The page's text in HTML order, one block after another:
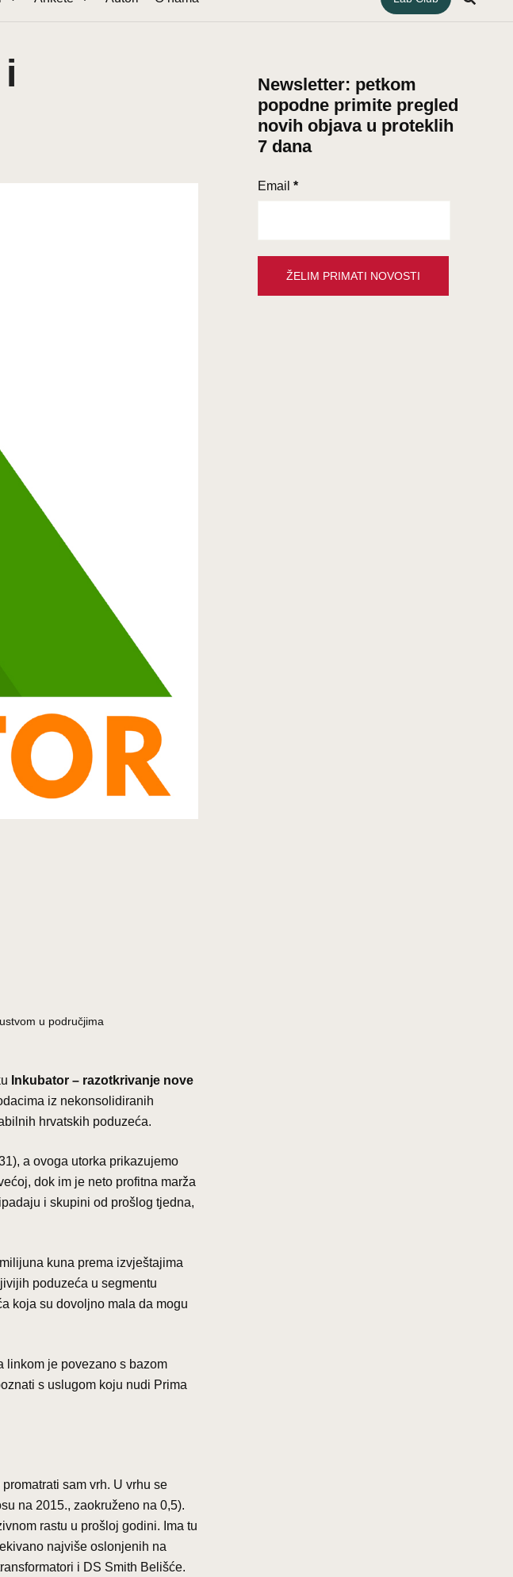
u područjima
Inkubator – razotkrivanje nove
iz nekonsolidiranih
hrvatskih poduzeća.
a ovoga utorka prikazujemo
dok im je neto profitna marža
i skupini od prošlog tjedna,
kuna prema izvještajima
poduzeća u segmentu
koja su dovoljno mala da mogu
linkom je povezano s bazom
s uslugom koju nudi Prima
sam vrh. U vrhu se
na 2015., zaokruženo na 0,5).
rastu u prošloj godini. Ima tu
najviše oslonjenih na
i DS Smith Belišće.
Newsletter: petkom
popodne primite pregled
novih objava u proteklih
7 dana
Email *